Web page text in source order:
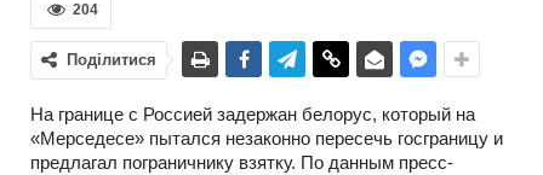
204
Поділитися
На границе с Россией задержан белорус, который на
«Мерседесе» пытался незаконно пересечь госграницу и
предлагал пограничнику взятку. По данным пресс-